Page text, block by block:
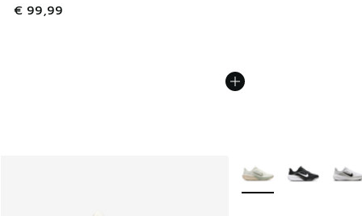
€ 99,99
Plus de couleurs